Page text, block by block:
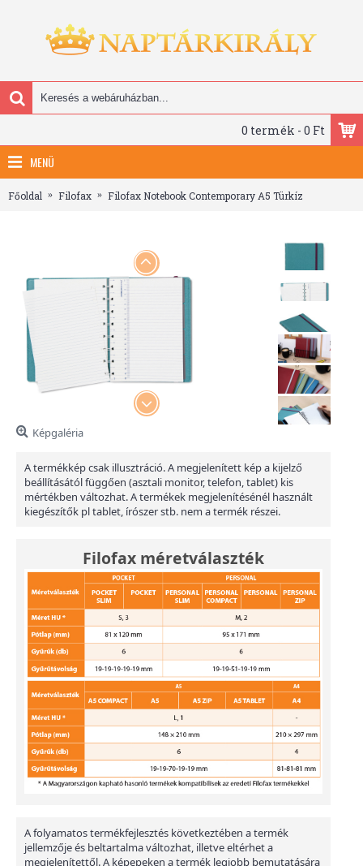
0 termék - 0 Ft
MENÜ
Főoldal Filofax Filofax Notebook Contemporary A5 Türkíz
Képgaléria
A termékkép csak illusztráció. A megjelenített kép a kijelző
beállításától függően (asztali monitor, telefon, tablet) kis
mértékben változhat. A termékek megjelenítésénél használt
kiegészítők pl tablet, írószer stb. nem a termék részei.
Filofax méretválaszték
A folyamatos termékfejlesztés következtében a termék
jellemzője és beltartalma változhat, illetve eltérhet a
megjelenítettől. A képepeken a termék legjobb bemutatására